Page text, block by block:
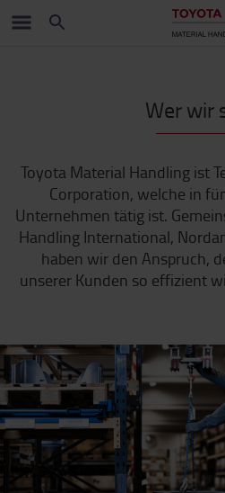
Wer wir
Toyota Material Handling ist
Corporation, welche in
Unternehmen tätig ist.
Handling International,
haben wir den Anspruch,
unserer Kunden so effizient